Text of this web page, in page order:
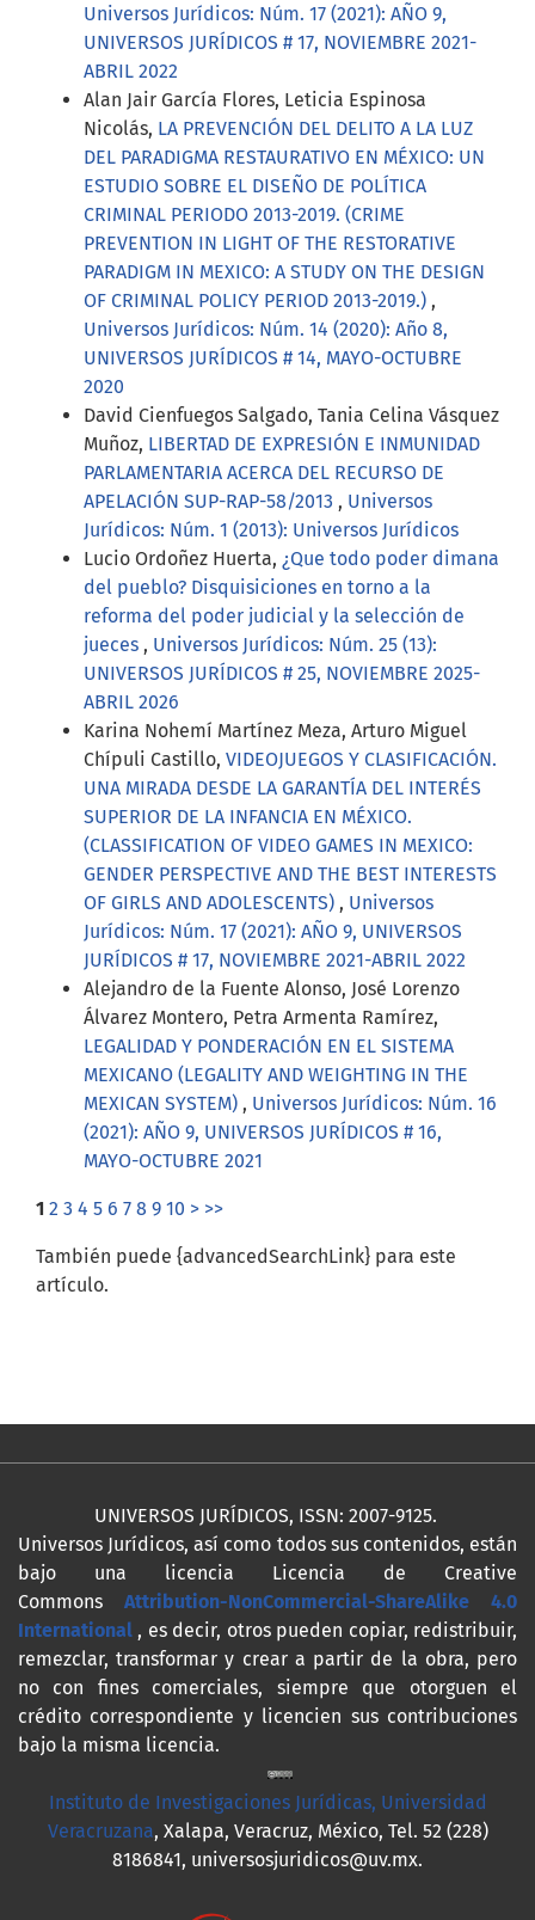
Universos Jurídicos: Núm. 17 (2021): AÑO 9,
UNIVERSOS JURÍDICOS # 17, NOVIEMBRE 2021-
ABRIL 2022
Alan Jair García Flores, Leticia Espinosa
Nicolás, LA PREVENCIÓN DEL DELITO A LA LUZ
DEL PARADIGMA RESTAURATIVO EN MÉXICO: UN
ESTUDIO SOBRE EL DISEÑO DE POLÍTICA
CRIMINAL PERIODO 2013-2019. (CRIME
PREVENTION IN LIGHT OF THE RESTORATIVE
PARADIGM IN MEXICO: A STUDY ON THE DESIGN
OF CRIMINAL POLICY PERIOD 2013-2019.) ,
Universos Jurídicos: Núm. 14 (2020): Año 8,
UNIVERSOS JURÍDICOS # 14, MAYO-OCTUBRE
2020
David Cienfuegos Salgado, Tania Celina Vásquez
Muñoz, LIBERTAD DE EXPRESIÓN E INMUNIDAD
PARLAMENTARIA ACERCA DEL RECURSO DE
APELACIÓN SUP-RAP-58/2013 , Universos
Jurídicos: Núm. 1 (2013): Universos Jurídicos
Lucio Ordoñez Huerta, ¿Que todo poder dimana
del pueblo? Disquisiciones en torno a la
reforma del poder judicial y la selección de
jueces , Universos Jurídicos: Núm. 25 (13):
UNIVERSOS JURÍDICOS # 25, NOVIEMBRE 2025-
ABRIL 2026
Karina Nohemí Martínez Meza, Arturo Miguel
Chípuli Castillo, VIDEOJUEGOS Y CLASIFICACIÓN.
UNA MIRADA DESDE LA GARANTÍA DEL INTERÉS
SUPERIOR DE LA INFANCIA EN MÉXICO.
(CLASSIFICATION OF VIDEO GAMES IN MEXICO:
GENDER PERSPECTIVE AND THE BEST INTERESTS
OF GIRLS AND ADOLESCENTS) , Universos
Jurídicos: Núm. 17 (2021): AÑO 9, UNIVERSOS
JURÍDICOS # 17, NOVIEMBRE 2021-ABRIL 2022
Alejandro de la Fuente Alonso, José Lorenzo
Álvarez Montero, Petra Armenta Ramírez,
LEGALIDAD Y PONDERACIÓN EN EL SISTEMA
MEXICANO (LEGALITY AND WEIGHTING IN THE
MEXICAN SYSTEM) , Universos Jurídicos: Núm. 16
(2021): AÑO 9, UNIVERSOS JURÍDICOS # 16,
MAYO-OCTUBRE 2021
1 2 3 4 5 6 7 8 9 10 > >>
También puede {advancedSearchLink} para este
artículo.
UNIVERSOS JURÍDICOS, ISSN: 2007-9125.
Universos Jurídicos, así como todos sus contenidos, están
bajo una licencia Licencia de Creative
Commons Attribution-NonCommercial-ShareAlike 4.0
International , es decir, otros pueden copiar, redistribuir,
remezclar, transformar y crear a partir de la obra, pero
no con fines comerciales, siempre que otorguen el
crédito correspondiente y licencien sus contribuciones
bajo la misma licencia.
Instituto de Investigaciones Jurídicas, Universidad
Veracruzana, Xalapa, Veracruz, México, Tel. 52 (228)
8186841, universosjuridicos@uv.mx.